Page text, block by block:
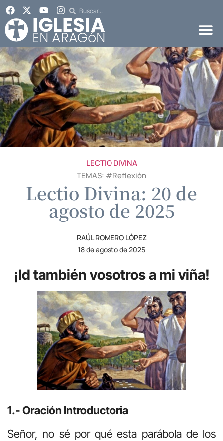
LECTIO DIVINA
TEMAS: #Reflexión
Lectio Divina: 20 de
agosto de 2025
RAÚL ROMERO LÓPEZ
18 de agosto de 2025
¡Id también vosotros a mi viña!
1.- Oración Introductoria
Señor, no sé por qué esta parábola de los